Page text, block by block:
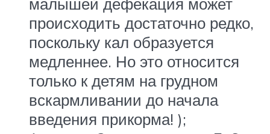
происходить достаточно редко,
поскольку кал образуется
медленнее. Но это относится
только к детям на грудном
вскармливании до начала
введения прикорма! );